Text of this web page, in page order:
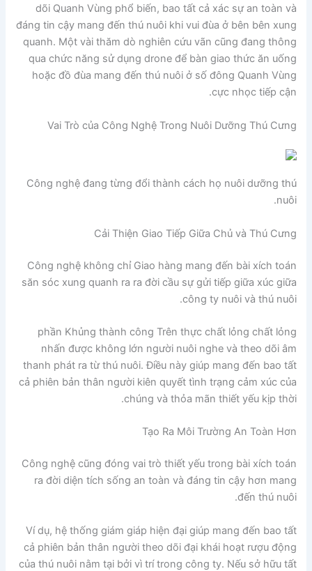
dõi Quanh Vùng phổ biến, bao tất cả xác sự an toàn và
đáng tin cậy mang đến thú nuôi khi vui đùa ở bên bên xung
quanh. Một vài thăm dò nghiên cứu vãn cũng đang thông
qua chức năng sử dụng drone để bàn giao thức ăn uống
hoặc đồ đùa mang đến thú nuôi ở số đông Quanh Vùng
cực nhọc tiếp cận.
Vai Trò của Công Nghệ Trong Nuôi Dưỡng Thú Cưng
Công nghệ đang từng đổi thành cách họ nuôi dưỡng thú
nuôi.
Cải Thiện Giao Tiếp Giữa Chủ và Thú Cưng
Công nghệ không chỉ Giao hàng mang đến bài xích toán
săn sóc xung quanh ra ra đời cầu sự gửi tiếp giữa xúc giữa
công ty nuôi và thú nuôi.
phần Khủng thành công Trên thực chất lỏng chất lỏng
nhấn được không lớn người nuôi nghe và theo dõi âm
thanh phát ra từ thú nuôi. Điều này giúp mang đến bao tất
cả phiên bản thân người kiên quyết tình trạng cảm xúc của
chúng và thỏa mãn thiết yếu kịp thời.
Tạo Ra Môi Trường An Toàn Hơn
Công nghệ cũng đóng vai trò thiết yếu trong bài xích toán
ra đời diện tích sống an toàn và đáng tin cậy hơn mang
đến thú nuôi.
Ví dụ, hệ thống giám giáp hiện đại giúp mang đến bao tất
cả phiên bản thân người theo dõi đại khái hoạt rượu động
của thú nuôi nằm tại bởi vì trí trong công ty. Nếu sở hữu tất